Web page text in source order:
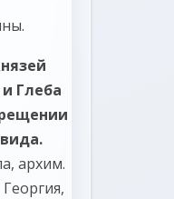
.
и Глеба
, архим.
Георгия,